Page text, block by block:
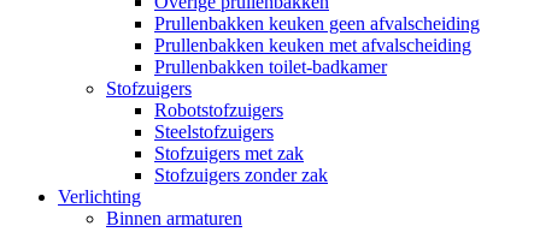
Prullenbakken keuken geen afvalscheiding
Prullenbakken keuken met afvalscheiding
Prullenbakken toilet-badkamer
Stofzuigers
Robotstofzuigers
Steelstofzuigers
Stofzuigers met zak
Stofzuigers zonder zak
Verlichting
Binnen armaturen